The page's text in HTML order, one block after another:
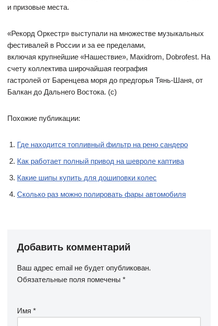
и призовые места.
«Рекорд Оркестр» выступали на множестве музыкальных
фестивалей в России и за ее пределами,
включая крупнейшие «Нашествие», Maxidrom, Dobrofest. На
счету коллектива широчайшая география
гастролей от Баренцева моря до предгорья Тянь-Шаня, от
Балкан до Дальнего Востока. (с)
Похожие публикации:
Где находится топливный фильтр на рено сандеро
Как работает полный привод на шевроле каптива
Какие шипы купить для дошиповки колес
Сколько раз можно полировать фары автомобиля
Добавить комментарий
Ваш адрес email не будет опубликован.
Обязательные поля помечены *
Имя *